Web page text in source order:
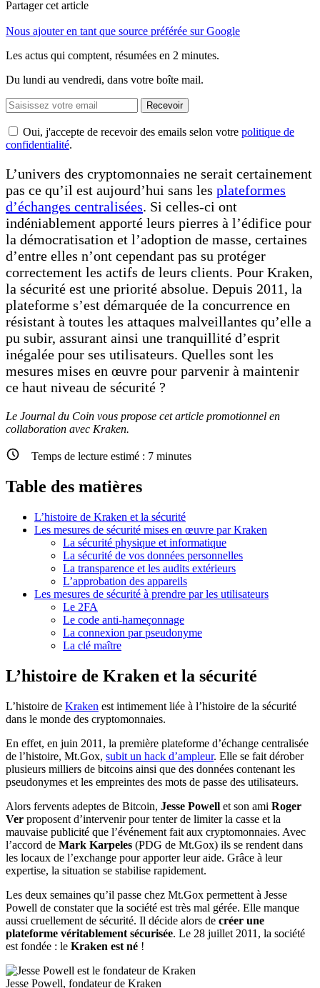
Partager cet article
Nous ajouter en tant que source préférée sur Google
Les actus qui comptent, résumées en 2 minutes.
Du lundi au vendredi, dans votre boîte mail.
Recevoir
Oui, j'accepte de recevoir des emails selon votre politique de
confidentialité.
L’univers des cryptomonnaies ne serait certainement
pas ce qu’il est aujourd’hui sans les plateformes
d’échanges centralisées. Si celles-ci ont
indéniablement apporté leurs pierres à l’édifice pour
la démocratisation et l’adoption de masse, certaines
d’entre elles n’ont cependant pas su protéger
correctement les actifs de leurs clients. Pour Kraken,
la sécurité est une priorité absolue. Depuis 2011, la
plateforme s’est démarquée de la concurrence en
résistant à toutes les attaques malveillantes qu’elle a
pu subir, assurant ainsi une tranquillité d’esprit
inégalée pour ses utilisateurs. Quelles sont les
mesures mises en œuvre pour parvenir à maintenir
ce haut niveau de sécurité ?
Le Journal du Coin vous propose cet article promotionnel en
collaboration avec Kraken.
Temps de lecture estimé : 7 minutes
Table des matières
L’histoire de Kraken et la sécurité
Les mesures de sécurité mises en œuvre par Kraken
La sécurité physique et informatique
La sécurité de vos données personnelles
La transparence et les audits extérieurs
L’approbation des appareils
Les mesures de sécurité à prendre par les utilisateurs
Le 2FA
Le code anti-hameçonnage
La connexion par pseudonyme
La clé maître
L’histoire de Kraken et la sécurité
L’histoire de Kraken est intimement liée à l’histoire de la sécurité
dans le monde des cryptomonnaies.
En effet, en juin 2011, la première plateforme d’échange centralisée
de l’histoire, Mt.Gox, subit un hack d’ampleur. Elle se fait dérober
plusieurs milliers de bitcoins ainsi que des données contenant les
pseudonymes et les empreintes des mots de passe des utilisateurs.
Alors fervents adeptes de Bitcoin, Jesse Powell et son ami Roger
Ver proposent d’intervenir pour tenter de limiter la casse et la
mauvaise publicité que l’événement fait aux cryptomonnaies. Avec
l’accord de Mark Karpeles (PDG de Mt.Gox) ils se rendent dans
les locaux de l’exchange pour apporter leur aide. Grâce à leur
expertise, la situation se stabilise rapidement.
Les deux semaines qu’il passe chez Mt.Gox permettent à Jesse
Powell de constater que la société est très mal gérée. Elle manque
aussi cruellement de sécurité. Il décide alors de créer une
plateforme véritablement sécurisée. Le 28 juillet 2011, la société
est fondée : le Kraken est né !
Jesse Powell, fondateur de Kraken